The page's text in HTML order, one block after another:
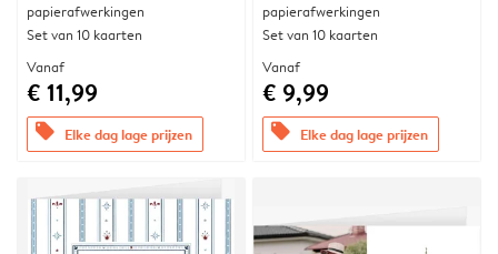
papierafwerkingen
Set van 10 kaarten
Vanaf
€ 11,99
offers Elke dag lage prijzen
papierafwerkingen
Set van 10 kaarten
Vanaf
€ 9,99
offers Elke dag lage prijzen